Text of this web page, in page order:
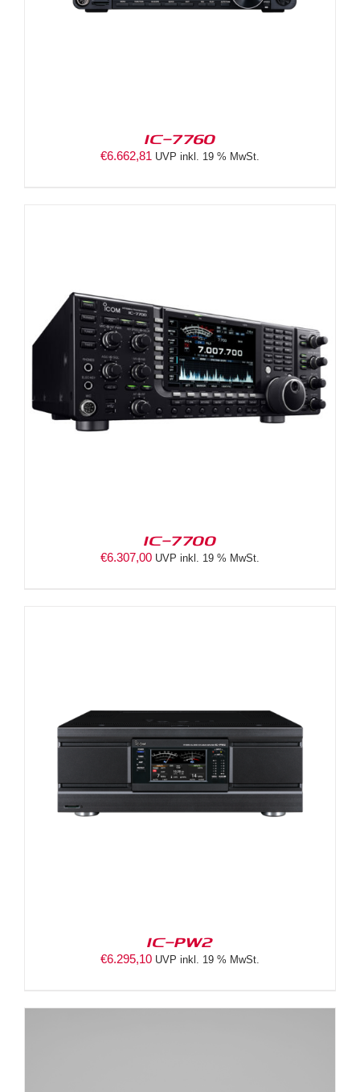
IC-7760
€6.662,81 UVP inkl. 19 % MwSt.
IC-7700
€6.307,00 UVP inkl. 19 % MwSt.
IC-PW2
€6.295,10 UVP inkl. 19 % MwSt.